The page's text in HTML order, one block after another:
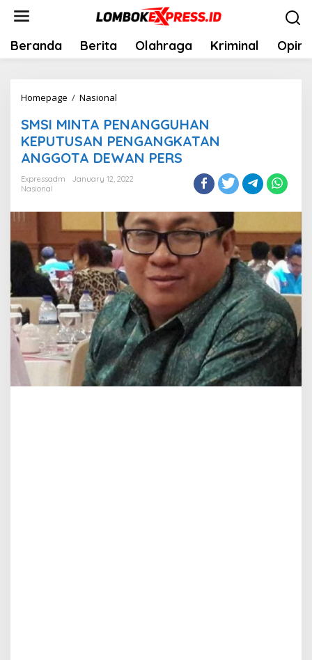
Skip
content
Beranda Berita Olahraga Kriminal Opini
Homepage / Nasional
PENANGGUHAN
KEPUTUSAN
PENGANGKATAN
ANGGOTA
PERS
SMSI MINTA PENANGGUHAN
KEPUTUSAN PENGANGKATAN
ANGGOTA DEWAN PERS
Expressadm
January 12, 2022
Nasional